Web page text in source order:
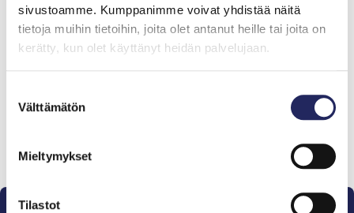
sivustoamme. Kumppanimme voivat yhdistää näitä
tietoja muihin tietoihin, joita olet antanut heille tai joita on
kerätty, kun olet käyttänyt heidän palvelujaan.
valinta
Välttämätön
Mieltymykset
Tilastot
Tiimille tehdyt